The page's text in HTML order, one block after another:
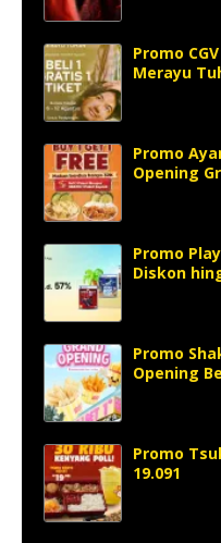
Promo
Merayu
Promo
Opening
Promo
Diskon
Promo
Opening
Promo
19.091